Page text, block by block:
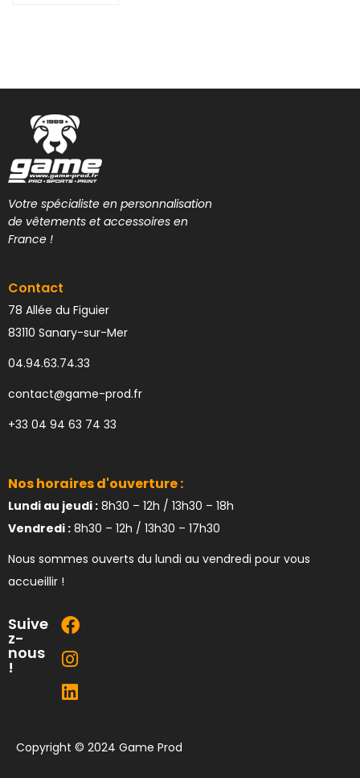
Votre spécialiste en personnalisation
de vêtements et accessoires en
France !
Contact
78 Allée du Figuier
83110 Sanary-sur-Mer
04.94.63.74.33
contact@game-prod.fr
+33 04 94 63 74 33
Nos horaires d'ouverture :
Lundi au jeudi : 8h30 – 12h / 13h30 – 18h
Vendredi : 8h30 – 12h / 13h30 – 17h30
Nous sommes ouverts du lundi au vendredi pour vous
accueillir !
Suive
z-
nous
!
Copyright © 2024 Game Prod